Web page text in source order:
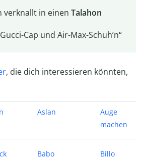
verknallt in einen Talahon
Cap und Air-Max-Schuh’n“
, die dich interessieren könnten,
Aslan
Auge
machen
Babo Billo